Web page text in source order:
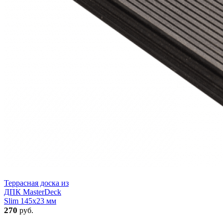
Террасная доска из
ДПК MasterDeck
Slim 145х23 мм
270 руб.